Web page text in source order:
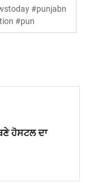
#punjabn
#pun
ਹੋਸਟਲ ਦਾ